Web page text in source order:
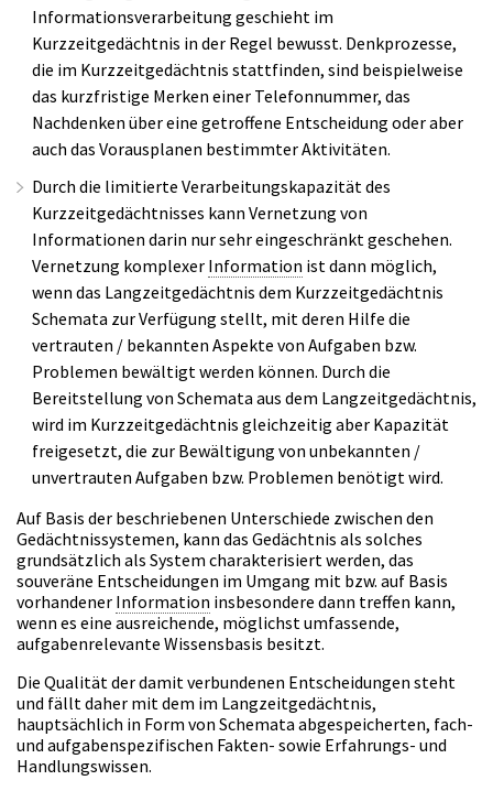
Informationsverarbeitung geschieht im
Kurzzeitgedächtnis in der Regel bewusst. Denkprozesse,
die im Kurzzeitgedächtnis stattfinden, sind beispielweise
das kurzfristige Merken einer Telefonnummer, das
Nachdenken über eine getroffene Entscheidung oder aber
auch das Vorausplanen bestimmter Aktivitäten.
Durch die limitierte Verarbeitungskapazität des
Kurzzeitgedächtnisses kann Vernetzung von
Informationen darin nur sehr eingeschränkt geschehen.
Vernetzung komplexer Information ist dann möglich,
wenn das Langzeitgedächtnis dem Kurzzeitgedächtnis
Schemata zur Verfügung stellt, mit deren Hilfe die
vertrauten / bekannten Aspekte von Aufgaben bzw.
Problemen bewältigt werden können. Durch die
Bereitstellung von Schemata aus dem Langzeitgedächtnis,
wird im Kurzzeitgedächtnis gleichzeitig aber Kapazität
freigesetzt, die zur Bewältigung von unbekannten /
unvertrauten Aufgaben bzw. Problemen benötigt wird.
Auf Basis der beschriebenen Unterschiede zwischen den
Gedächtnissystemen, kann das Gedächtnis als solches
grundsätzlich als System charakterisiert werden, das
souveräne Entscheidungen im Umgang mit bzw. auf Basis
vorhandener Information insbesondere dann treffen kann,
wenn es eine ausreichende, möglichst umfassende,
aufgabenrelevante Wissensbasis besitzt.
Die Qualität der damit verbundenen Entscheidungen steht
und fällt daher mit dem im Langzeitgedächtnis,
hauptsächlich in Form von Schemata abgespeicherten, fach-
und aufgabenspezifischen Fakten- sowie Erfahrungs- und
Handlungswissen.